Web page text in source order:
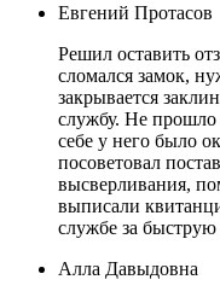
Евгений Протасов
Решил оставить
сломался замок,
закрывается
службу. Не прошло
себе у него было
посоветовал
высверливания,
выписали
службе за
Алла Давыдовна